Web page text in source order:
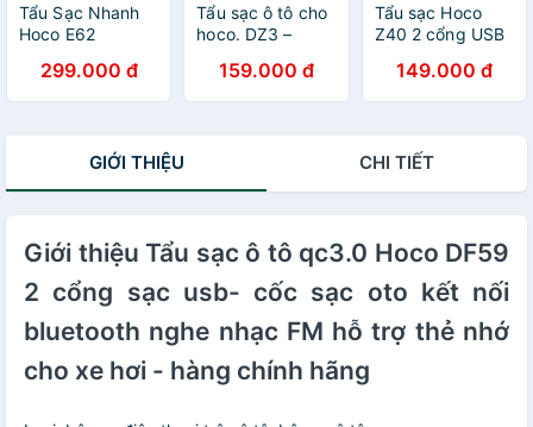
Tẩu Sạc Nhanh
Hoco E62
Bluetooth V5.0,
USB, Đài Fm Có
299.000 đ
Tẩu sạc ô tô cho
hoco. DZ3 –
2 Cổng USB-
A/Type-c sạc
159.000 đ
Tẩu sạc Hoco
Z40 2 cổng USB
Cổng Khe Cắm
Cho Samsung
Lenovo - Hàng
149.000 đ
GIỚI THIỆU CHI TIẾT
Giới thiệu Tẩu sạc ô tô qc3.0 Hoco DF59
2 cổng sạc usb- cốc sạc oto kết nối
bluetooth nghe nhạc FM hỗ trợ thẻ nhớ
cho xe hơi - hàng chính hãng